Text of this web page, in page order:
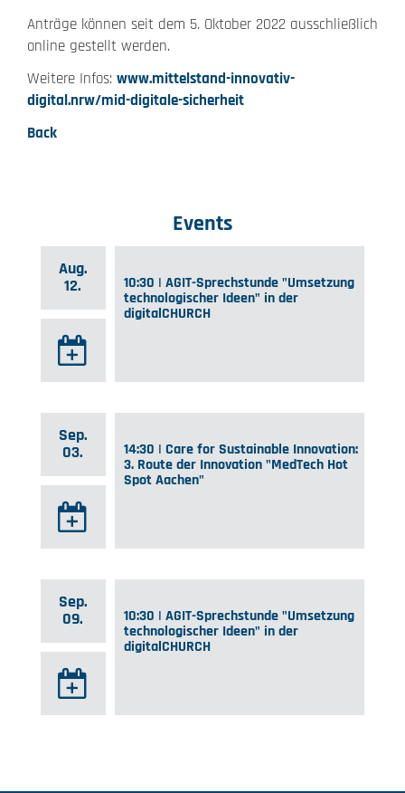
Anträge können seit dem 5. Oktober 2022 ausschließlich
online gestellt werden.
Weitere Infos: www.mittelstand-innovativ-
digital.nrw/mid-digitale-sicherheit
Back
Events
Aug.
12.
10:30 | AGIT-Sprechstunde "Umsetzung
technologischer Ideen" in der
digitalCHURCH
Sep.
03.
14:30 | Care for Sustainable Innovation:
3. Route der Innovation "MedTech Hot
Spot Aachen"
Sep.
09.
10:30 | AGIT-Sprechstunde "Umsetzung
technologischer Ideen" in der
digitalCHURCH